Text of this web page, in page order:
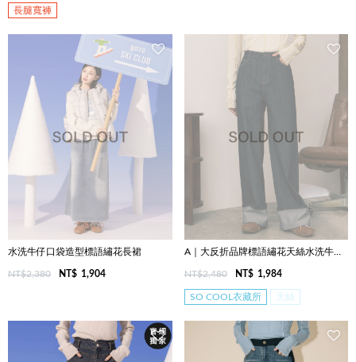
長腿寬褲
水洗牛仔口袋造型標語繡花長裙
NT$2,380 NT$ 1,904
A｜大反折品牌標語繡花天絲水洗牛仔寬褲
NT$2,480 NT$ 1,984
SO COOL衣藏所 天絲